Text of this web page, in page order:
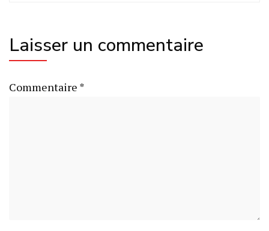
Laisser un commentaire
Commentaire *